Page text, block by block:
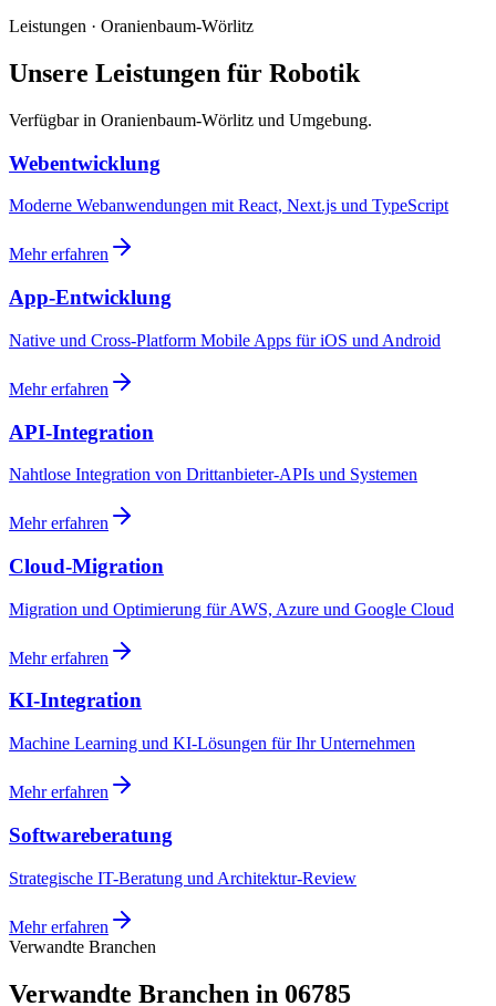
Leistungen · Oranienbaum-Wörlitz
Unsere Leistungen für Robotik
Verfügbar in Oranienbaum-Wörlitz und Umgebung.
Webentwicklung
Moderne Webanwendungen mit React, Next.js und TypeScript
Mehr erfahren
App-Entwicklung
Native und Cross-Platform Mobile Apps für iOS und Android
Mehr erfahren
API-Integration
Nahtlose Integration von Drittanbieter-APIs und Systemen
Mehr erfahren
Cloud-Migration
Migration und Optimierung für AWS, Azure und Google Cloud
Mehr erfahren
KI-Integration
Machine Learning und KI-Lösungen für Ihr Unternehmen
Mehr erfahren
Softwareberatung
Strategische IT-Beratung und Architektur-Review
Mehr erfahren
Verwandte Branchen
Verwandte Branchen in 06785